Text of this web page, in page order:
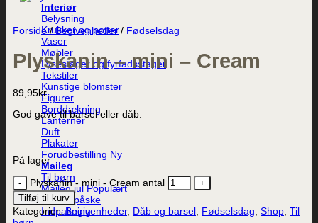
Interiør
Belysning
Krukker og potter
Vaser
Møbler
Lysestager og fyrfadsstager
Tekstiler
Kunstige blomster
Figurer
Borddækning
Lanterner
Duft
Plakater
Forudbestilling
Maileg
Til børn
Maileg jul
Maileg påske
Indpakning
Forside / Begivenheder / Fødselsdag
Plyskanin – mini – Cream
89,95kr.
God gave til barsel eller dåb.
På lager
Plyskanin - mini - Cream antal
Tilføj til kurv
Kategorier:Begivenheder, Dåb og barsel Fødselsdag Shop Til